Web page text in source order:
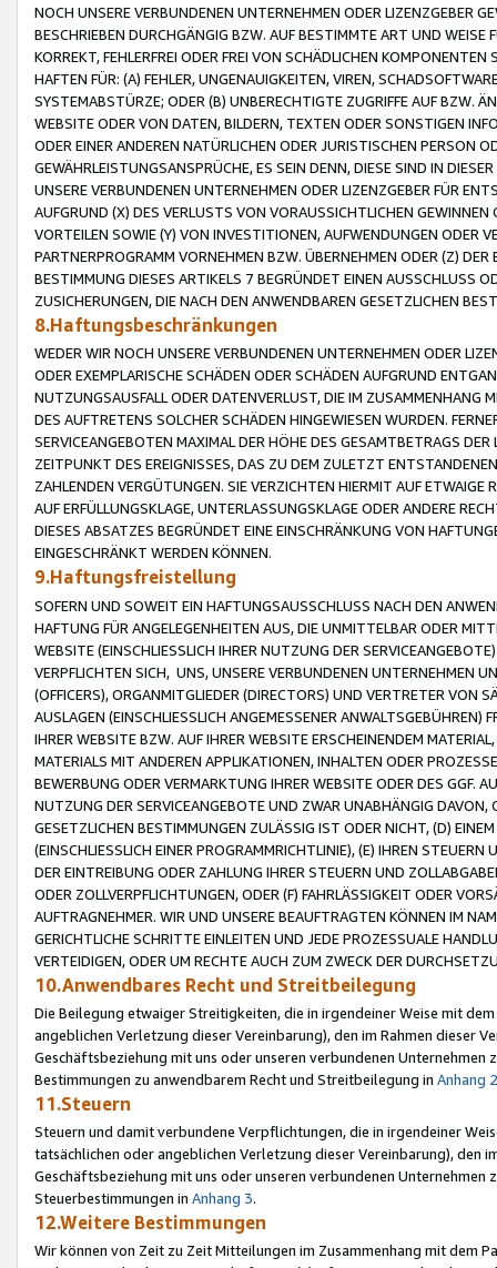
NOCH UNSERE VERBUNDENEN UNTERNEHMEN ODER LIZENZGEBER
BESCHRIEBEN DURCHGÄNGIG BZW. AUF BESTIMMTE ART UND
KORREKT, FEHLERFREI ODER FREI VON SCHÄDLICHEN
HAFTEN FÜR: (A) FEHLER, UNGENAUIGKEITEN, VIREN,
SYSTEMABSTÜRZE; ODER (B) UNBERECHTIGTE ZUGRIFFE AUF BZW.
WEBSITE ODER VON DATEN, BILDERN, TEXTEN ODER SONSTIGEN
ODER EINER ANDEREN NATÜRLICHEN ODER JURISTISCHEN PERSON
GEWÄHRLEISTUNGSANSPRÜCHE, ES SEIN DENN, DIESE SIND IN
UNSERE VERBUNDENEN UNTERNEHMEN ODER LIZENZGEBER FÜR
AUFGRUND (X) DES VERLUSTS VON VORAUSSICHTLICHEN
VORTEILEN SOWIE (Y) VON INVESTITIONEN, AUFWENDUNGEN ODER
PARTNERPROGRAMM VORNEHMEN BZW. ÜBERNEHMEN ODER (Z)
BESTIMMUNG DIESES ARTIKELS 7 BEGRÜNDET EINEN AUSSCHLUSS
ZUSICHERUNGEN, DIE NACH DEN ANWENDBAREN GESETZLICHEN
8.Haftungsbeschränkungen
WEDER WIR NOCH UNSERE VERBUNDENEN UNTERNEHMEN ODER
ODER EXEMPLARISCHE SCHÄDEN ODER SCHÄDEN AUFGRUND
NUTZUNGSAUSFALL ODER DATENVERLUST, DIE IM ZUSAMMENHANG
DES AUFTRETENS SOLCHER SCHÄDEN HINGEWIESEN WURDEN.
SERVICEANGEBOTEN MAXIMAL DER HÖHE DES GESAMTBETRAGS
ZEITPUNKT DES EREIGNISSES, DAS ZU DEM ZULETZT
ZAHLENDEN VERGÜTUNGEN. SIE VERZICHTEN HIERMIT AUF
AUF ERFÜLLUNGSKLAGE, UNTERLASSUNGSKLAGE ODER ANDERE
DIESES ABSATZES BEGRÜNDET EINE EINSCHRÄNKUNG VON
EINGESCHRÄNKT WERDEN KÖNNEN.
9.Haftungsfreistellung
SOFERN UND SOWEIT EIN HAFTUNGSAUSSCHLUSS NACH DEN
HAFTUNG FÜR ANGELEGENHEITEN AUS, DIE UNMITTELBAR ODER
WEBSITE (EINSCHLIESSLICH IHRER NUTZUNG DER
VERPFLICHTEN SICH, UNS, UNSERE VERBUNDENEN UNTERNEHMEN
(OFFICERS), ORGANMITGLIEDER (DIRECTORS) UND VERTRETER VON
AUSLAGEN (EINSCHLIESSLICH ANGEMESSENER
IHRER WEBSITE BZW. AUF IHRER WEBSITE ERSCHEINENDEM
MATERIALS MIT ANDEREN APPLIKATIONEN, INHALTEN ODER
BEWERBUNG ODER VERMARKTUNG IHRER WEBSITE ODER DES GGF.
NUTZUNG DER SERVICEANGEBOTE UND ZWAR UNABHÄNGIG
GESETZLICHEN BESTIMMUNGEN ZULÄSSIG IST ODER NICHT, (D)
(EINSCHLIESSLICH EINER PROGRAMMRICHTLINIE), (E) IHREN
DER EINTREIBUNG ODER ZAHLUNG IHRER STEUERN UND
ODER ZOLLVERPFLICHTUNGEN, ODER (F) FAHRLÄSSIGKEIT ODER
AUFTRAGNEHMER. WIR UND UNSERE BEAUFTRAGTEN KÖNNEN IM
GERICHTLICHE SCHRITTE EINLEITEN UND JEDE PROZESSUALE
VERTEIDIGEN, ODER UM RECHTE AUCH ZUM ZWECK DER
10.Anwendbares Recht und Streitbeilegung
Die Beilegung etwaiger Streitigkeiten, die in irgendeiner Weise mit
angeblichen Verletzung dieser Vereinbarung), den im Rahmen dieser
Geschäftsbeziehung mit uns oder unseren verbundenen
Bestimmungen zu anwendbarem Recht und Streitbeilegung in Anhang 2
11.Steuern
Steuern und damit verbundene Verpflichtungen, die in irgendeiner
tatsächlichen oder angeblichen Verletzung dieser Vereinbarung), den
Geschäftsbeziehung mit uns oder unseren verbundenen
Steuerbestimmungen in Anhang 3.
12.Weitere Bestimmungen
Wir können von Zeit zu Zeit Mitteilungen im Zusammenhang mit dem